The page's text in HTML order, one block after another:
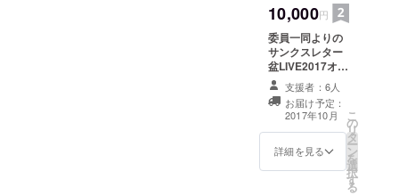
請の際
にその
旨をご
連絡く
ださ
い。
10,000円
委員一同よりの
サンクスレター
盆LIVE2017オリ
ジナルタオル お
祭り当日の模様
をお伝えする
フォトブックと
DVD お祭り当日
にお越しいただ
LIVE2017オリジ
支援者：6人
お届け予定：
2017年10月
詳細を見る
こ
の
リ
タ
ー
ン
を
選
択
す
る